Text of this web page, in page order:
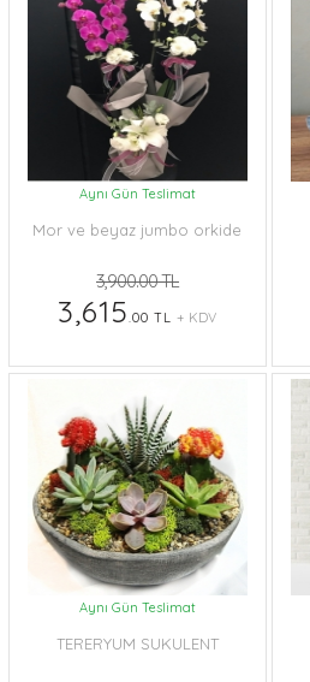
Aynı Gün Teslimat
Mor ve beyaz jumbo orkide
3,900.00 TL
3,615.00 TL+ KDV
Aynı Gün Teslimat
TERERYUM SUKULENT